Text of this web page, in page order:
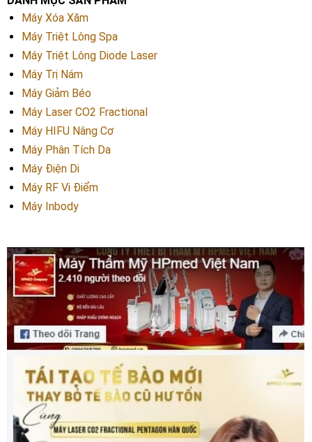
Máy Xóa Xăm
Máy Triệt Lông Spa
Máy Triệt Lông Diode Laser
Máy Trị Nám
Máy Giảm Béo
Máy Laser CO2 Fractional
Máy HIFU Nâng Cơ
Máy Phân Tích Da
Máy Điện Di
Máy RF Vi Điểm
Máy Inbody